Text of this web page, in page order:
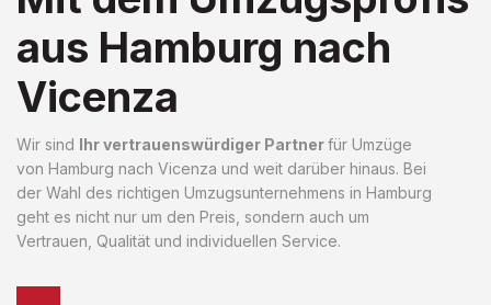
aus Hamburg nach
Vicenza
Wir sind Ihr vertrauenswürdiger Partnerfür Umzüge
von Hamburg nach Vicenza und weit darüber hinaus. Bei
der Wahl des richtigen Umzugsunternehmens in Hamburg
geht es nicht nur um den Preis, sondern auch um
Vertrauen, Qualität und individuellen Service.